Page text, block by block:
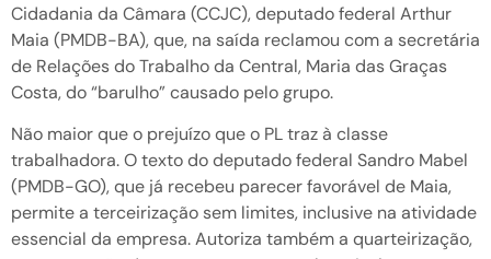
Cidadania da Câmara (CCJC), deputado federal Arthur
Maia (PMDB-BA), que, na saída reclamou com a secretária
de Relações do Trabalho da Central, Maria das Graças
Costa, do “barulho” causado pelo grupo.
Não maior que o prejuízo que o PL traz à classe
trabalhadora. O texto do deputado federal Sandro Mabel
(PMDB-GO), que já recebeu parecer favorável de Maia,
permite a terceirização sem limites, inclusive na atividade
essencial da empresa. Autoriza também a quarteirização,